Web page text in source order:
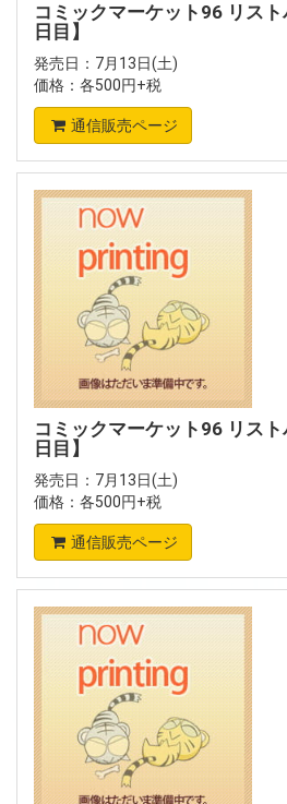
コミックマーケット96 リス
日目】
発売日：7月13日(土)
価格：各500円+税
通信販売ページ
コミックマーケット96 リス
日目】
発売日：7月13日(土)
価格：各500円+税
通信販売ページ